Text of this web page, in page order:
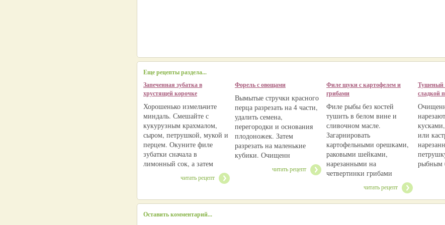
Еще рецепты раздела...
Запеченная зубатка в
хрустящей корочке
Хорошенько измельчите
миндаль. Смешайте с
кукурузным крахмалом,
сыром, петрушкой, мукой и
перцем. Окуните филе
зубатки сначала в
лимонный сок, а затем
читать рецепт
Форель с овощами
Вымытые стручки красного
перца разрезать на 4 части,
удалить семена,
перегородки и основания
плодоножек. Затем
разрезать на маленькие
кубики. Очищенн
читать рецепт
Филе щуки с картофелем и
грибами
Филе рыбы без костей
тушить в белом вине и
сливочном масле.
Загарнировать
картофельными орешками,
раковыми шейками,
нарезанными на
четвертинки грибами
читать рецепт
Тушеный
сладкой
или
рыбным
Оставить комментарий...